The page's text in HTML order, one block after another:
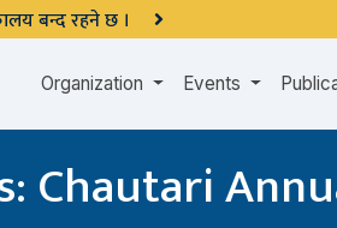
बन्द रहने छ ।
Organization Events
Chautari